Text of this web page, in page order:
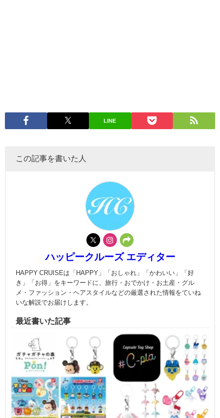
LINE
この記事を書いた人
ハッピークルーズ エディター
HAPPY CRUISEは「HAPPY」「おしゃれ」「かわいい」「好
き」「お得」をキーワードに、旅行・おでかけ・お土産・グル
メ・ファッション・ヘアスタイルなどの厳選された情報をていね
いな解説でお届けします。
最近書いた記事